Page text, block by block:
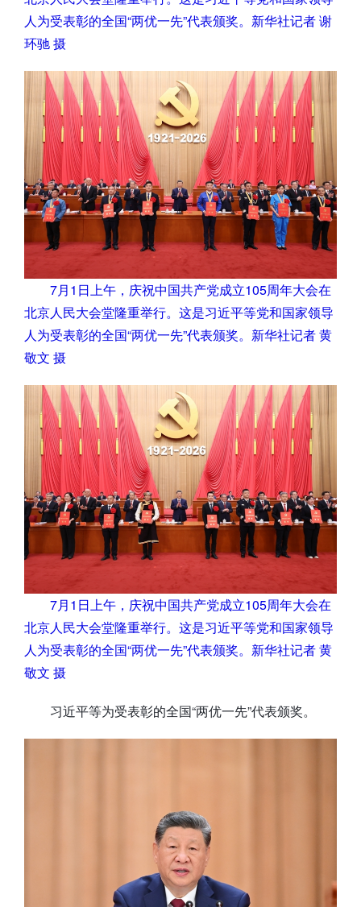
人为受表彰的全国“两优一先”代表颁奖。新华社记者 谢
环驰 摄
7月1日上午，庆祝中国共产党成立105周年大会在
北京人民大会堂隆重举行。这是习近平等党和国家领导
人为受表彰的全国“两优一先”代表颁奖。新华社记者 黄
敬文 摄
7月1日上午，庆祝中国共产党成立105周年大会在
北京人民大会堂隆重举行。这是习近平等党和国家领导
人为受表彰的全国“两优一先”代表颁奖。新华社记者 黄
敬文 摄
习近平等为受表彰的全国“两优一先”代表颁奖。